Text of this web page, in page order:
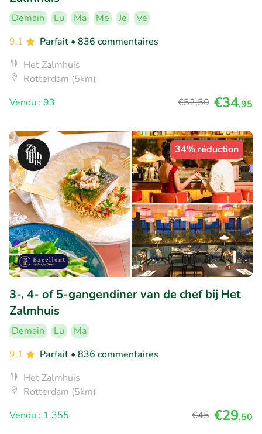
Demain Lu Ma Me Je
Ve
9.1
Parfait • 836 commentaires
Het Zalmhuis
Rotterdam (5km)
Vendu : 93
€52,50 €34,95
34% réduction
3-, 4- of 5-gangendiner van de chef bij Het
Zalmhuis
Demain Lu
Ma
9.1
Parfait • 836 commentaires
Het Zalmhuis
Rotterdam (5km)
Vendu : 1.355
€45 €29,50